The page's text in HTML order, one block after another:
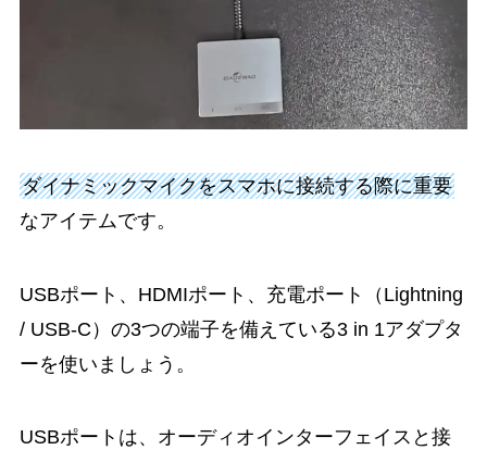
ダイナミックマイクをスマホに接続する際に重要
なアイテムです。
USBポート、HDMIポート、充電ポート（Lightning
/ USB-C）の3つの端子を備えている3 in 1アダプタ
ーを使いましょう。
USBポートは、オーディオインターフェイスと接